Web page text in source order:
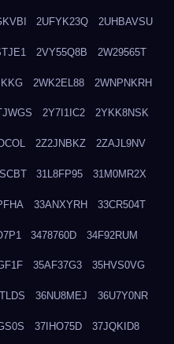
2UFYK23Q 2UHBAVSU
2VY55Q8B 2W29565T
2WK2EL88 2WNPNKRH
2Y7I1IC2 2YKK8NSK
2Z2JNBKZ 2ZAJL9NV
31L8FP95 31M0MR2X
33ANXYRH 33CR504T
3478760D 34F92RUM
35AF37G3 35HVS0VG
36NU8MEJ 36U7Y0NR
37IHO75D 37JQKID8